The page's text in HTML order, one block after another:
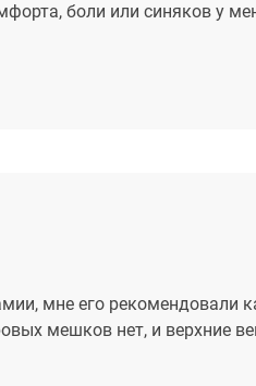
боли или синяков у
мне его рекомендовали
мешков нет, и верхние